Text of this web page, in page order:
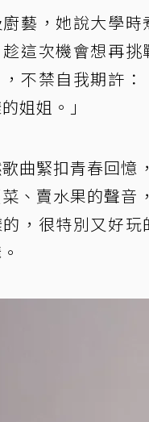
藝，她說大學
這次機會想再
不禁自我期許
姐姐。」
曲緊扣青春回憶
、賣水果的聲音
，很特別又好